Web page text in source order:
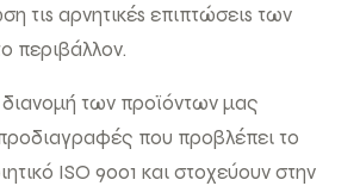
τιs αρνητικέs επιπτώσειs των
περιβάλλον.
των προϊόντων μας
που προβλέπει το
ISO 9001 και στοχεύουν στην